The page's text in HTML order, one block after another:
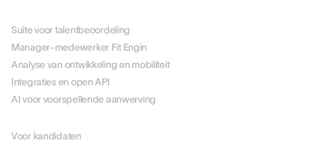
Suite voor talentbeoordeling
Manager-medewerker Fit Engin
Analyse van ontwikkeling en mobiliteit
Integraties en open API
AI voor voorspellende aanwerving
Voor kandidaten